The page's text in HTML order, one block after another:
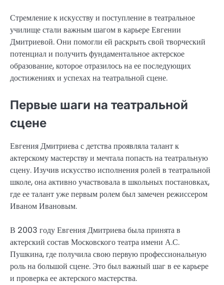
Стремление к искусству и поступление в театральное
училище стали важным шагом в карьере Евгении
Дмитриевой. Они помогли ей раскрыть свой творческий
потенциал и получить фундаментальное актерское
образование, которое отразилось на ее последующих
достижениях и успехах на театральной сцене.
Первые шаги на театральной
сцене
Евгения Дмитриева с детства проявляла талант к
актерскому мастерству и мечтала попасть на театральную
сцену. Изучив искусство исполнения ролей в театральной
школе, она активно участвовала в школьных постановках,
где ее талант уже первым ролем был замечен режиссером
Иваном Ивановым.
В 2003 году Евгения Дмитриева была принята в
актерский состав Московского театра имени А.С.
Пушкина, где получила свою первую профессиональную
роль на большой сцене. Это был важный шаг в ее карьере
и проверка ее актерского мастерства.